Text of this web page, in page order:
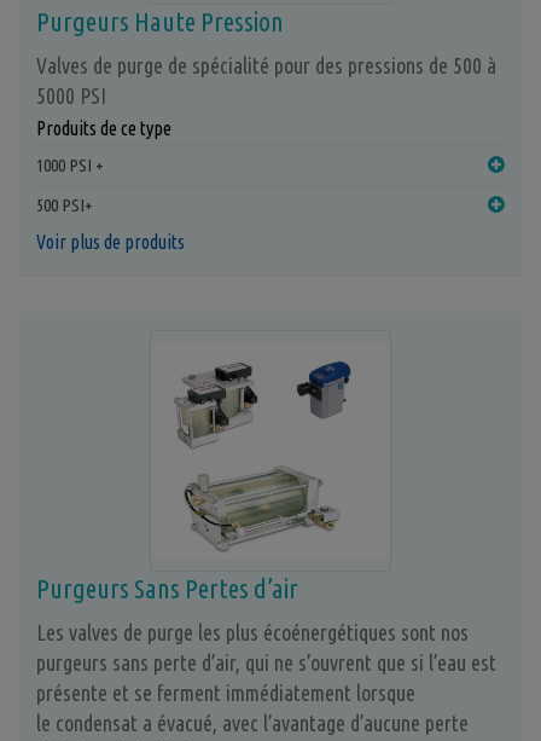
Purgeurs Haute Pression
Valves de purge de spécialité pour des pressions de 500 à
5000 PSI
Produits de ce type
1000 PSI +
500 PSI+
Voir plus de produits
Purgeurs Sans Pertes d’air
Les valves de purge les plus écoénergétiques sont nos
purgeurs sans perte d’air, qui ne s’ouvrent que si l’eau est
présente et se ferment immédiatement lorsque
le condensat a évacué, avec l’avantage d’aucune perte